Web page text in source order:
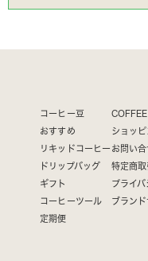
コーヒー豆
おすすめ
リキッドコーヒー
ドリップバッグ
ギフト
コーヒーツール
定期便
ショッ
お問い合
特定商
プライ
ブランド